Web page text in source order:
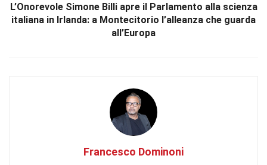
L’Onorevole Simone Billi apre il Parlamento alla scienza
italiana in Irlanda: a Montecitorio l’alleanza che guarda
all’Europa
Francesco Dominoni